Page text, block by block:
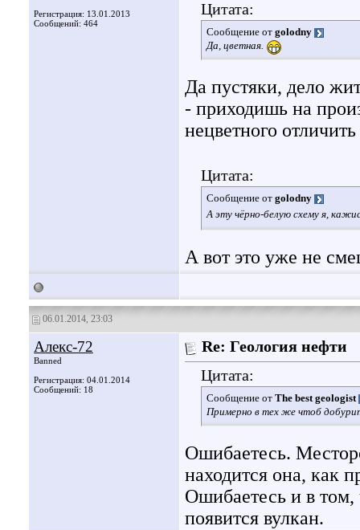
Регистрация: 13.01.2013
Сообщений: 464
Цитата:
Сообщение от golodny
Да, цветная.
Да пустяки, дело
- приходишь на
нецветного
Цитата:
Сообщение от golodny
А эту чёрно-белую схему я,
А вот это уже не
06.01.2014, 23:03
Алекс-72
Banned
Регистрация: 04.01.2014
Сообщений: 18
Re: Геология нефти
Цитата:
Сообщение от The best geologist
Примерно в тех же чтоб
Ошибаетесь.
находится она, как
Ошибаетесь и в
появится вулкан.